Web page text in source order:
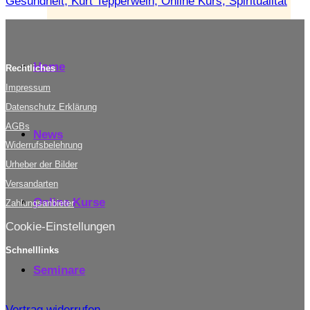
Home
News
Online Kurse
Seminare
Rechtliches
Impressum
Datenschutz Erklärung
AGBs
Widerrufsbelehrung
Urheber der Bilder
Versandarten
Zahlungsanbieter
Cookie-Einstellungen
Schnelllinks